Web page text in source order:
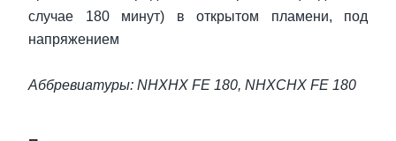
случае 180 минут) в открытом пламени, под
напряжением
Аббревиатуры: NHXHX FE 180, NHXCHX FE 180